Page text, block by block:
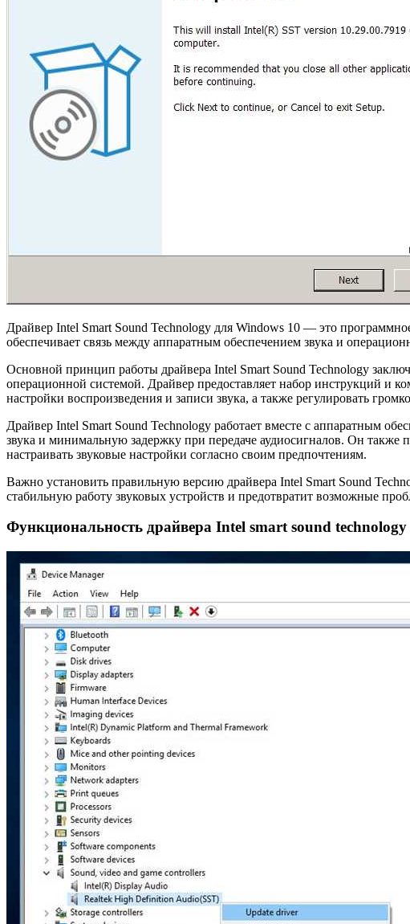
Драйвер Intel Smart Sound Technology для Windows 10 — это
обеспечивает связь между аппаратным обеспечением звука и
Основной принцип работы драйвера Intel Smart Sound Technology
операционной системой. Драйвер предоставляет набор инструкций и
настройки воспроизведения и записи звука, а также регулировать
Драйвер Intel Smart Sound Technology работает вместе с аппаратным
звука и минимальную задержку при передаче аудиосигналов. Он также
настраивать звуковые настройки согласно своим предпочтениям.
Важно установить правильную версию драйвера Intel Smart Sound
стабильную работу звуковых устройств и предотвратит возможные
Функциональность драйвера Intel smart sound technology